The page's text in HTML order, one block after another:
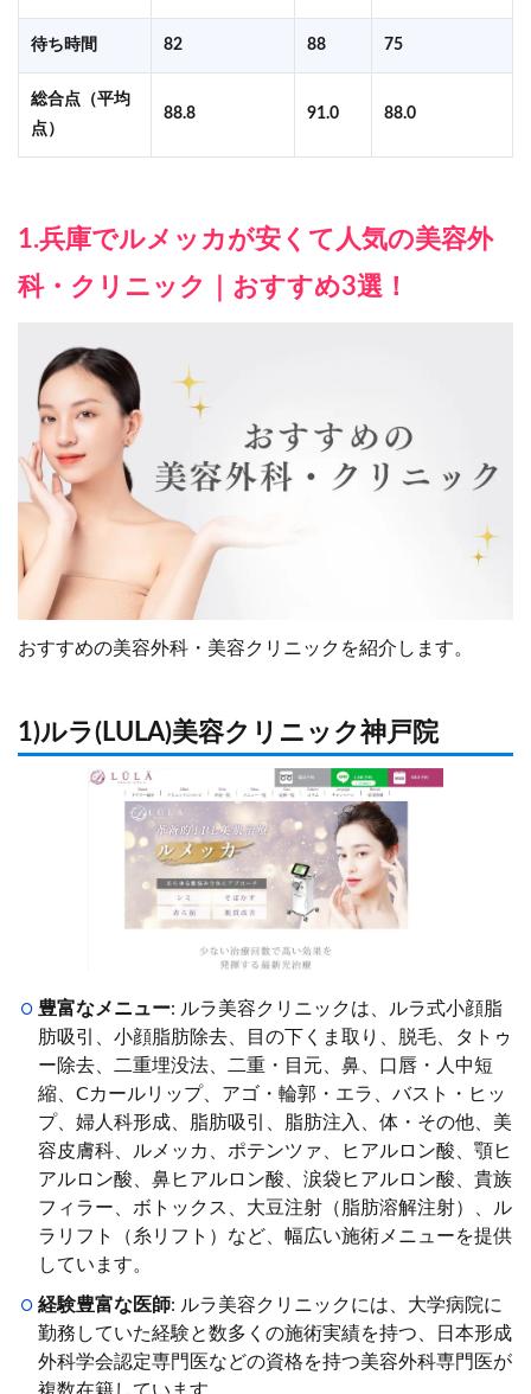
待ち時間 82 88 75
総合点（平均
点）
88.8 91.0 88.0
1.兵庫でルメッカが安くて人気の美容外
科・クリニック｜おすすめ3選！
おすすめの美容外科・美容クリニックを紹介します。
1)ルラ(LULA)美容クリニック神戸院
豊富なメニュー: ルラ美容クリニックは、ルラ式小顔脂
肪吸引、小顔脂肪除去、目の下くま取り、脱毛、タトゥ
ー除去、二重埋没法、二重・目元、鼻、口唇・人中短
縮、Cカールリップ、アゴ・輪郭・エラ、バスト・ヒッ
プ、婦人科形成、脂肪吸引、脂肪注入、体・その他、美
容皮膚科、ルメッカ、ポテンツァ、ヒアルロン酸、顎ヒ
アルロン酸、鼻ヒアルロン酸、涙袋ヒアルロン酸、貴族
フィラー、ボトックス、大豆注射（脂肪溶解注射）、ル
ラリフト（糸リフト）など、幅広い施術メニューを提供
しています。
経験豊富な医師: ルラ美容クリニックには、大学病院に
勤務していた経験と数多くの施術実績を持つ、日本形成
外科学会認定専門医などの資格を持つ美容外科専門医が